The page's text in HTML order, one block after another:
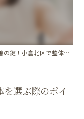
小倉北区で整体を選ぶ際のポイントと共通点
選ぶ際のポイ